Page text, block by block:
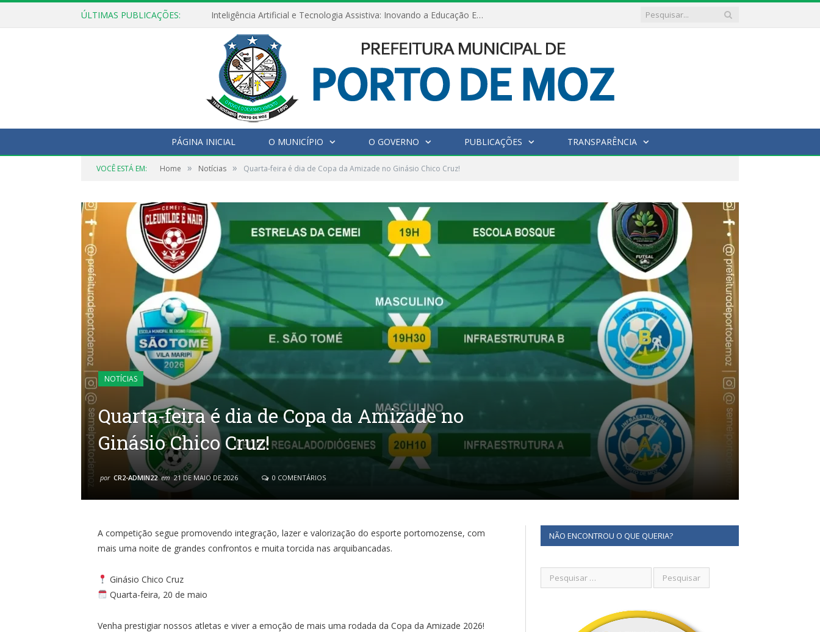
ÚLTIMAS PUBLICAÇÕES: Inteligência Artificial e Tecnologia Assistiva: Inovando a Educação Especial e Inclusiva
PÁGINA INICIAL O MUNICÍPIO O GOVERNO PUBLICAÇÕES TRANSPARÊNCIA
VOCÊ ESTÁ EM: Home » Notícias » Quarta-feira é dia de Copa da Amizade no Ginásio Chico Cruz!
NOTÍCIAS
Quarta-feira é dia de Copa da Amizade no
Ginásio Chico Cruz!
por CR2-ADMIN22 em 21 DE MAIO DE 2026 0 COMENTÁRIOS
A competição segue promovendo integração, lazer e valorização do esporte portomozense, com
mais uma noite de grandes confrontos e muita torcida nas arquibancadas.
Ginásio Chico Cruz
Quarta-feira, 20 de maio
Venha prestigiar nossos atletas e viver a emoção de mais uma rodada da Copa da Amizade 2026!
NÃO ENCONTROU O QUE QUERIA?